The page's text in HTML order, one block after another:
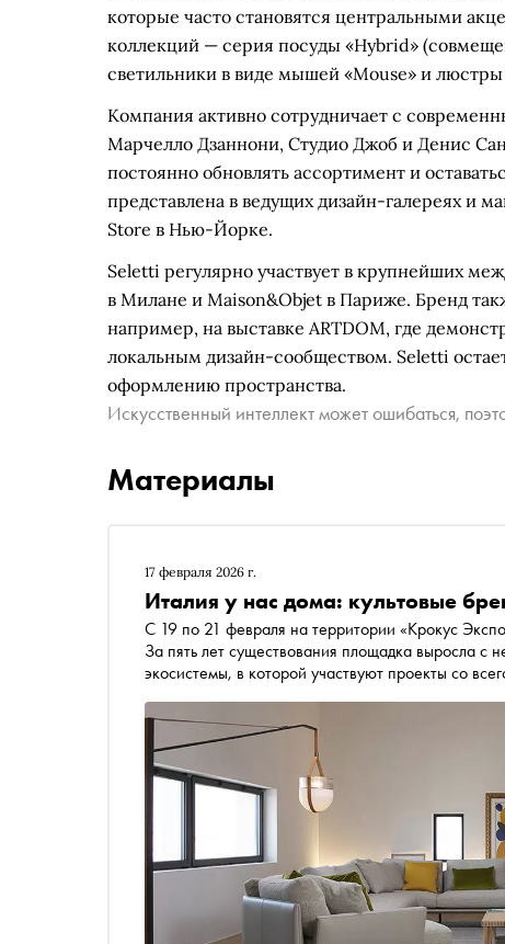
которые часто становятся центральными
коллекций — серия посуды «Hybrid»
светильники в виде мышей «Mouse» и люстры
Компания активно сотрудничает с
Марчелло Дзаннони, Студио Джоб и Денис
постоянно обновлять ассортимент и
представлена в ведущих дизайн-галереях и
Store в Нью-Йорке.
Seletti регулярно участвует в крупнейших
в Милане и Maison&Objet в Париже. Бренд
например, на выставке ARTDOM, где
локальным дизайн-сообществом. Seletti
оформлению пространства.
Искусственный интеллект может ошибаться,
Материалы
17 февраля 2026 г.
Италия у нас дома: культовые
С 19 по 21 февраля на территории «Крокус
За пять лет существования площадка выросла с
экосистемы, в которой участвуют проекты со